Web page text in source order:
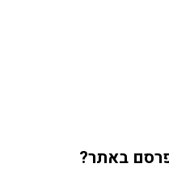
באתר?